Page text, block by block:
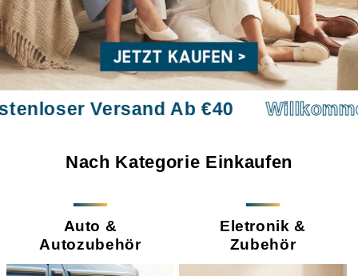
Versand Ab €40 Willkommen bei
Nach Kategorie Einkaufen
Auto &
Autozubehör
Eletronik &
Zubehör